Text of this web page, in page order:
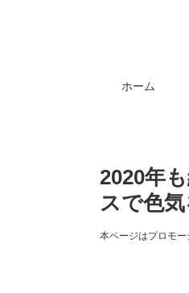
ホーム
2020年
スで色
本ページはプロモ